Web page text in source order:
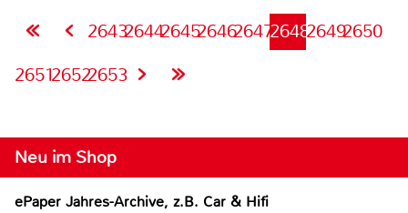
26432644264526462647264826492650
265126522653
Neu im Shop
ePaper Jahres-Archive, z.B. Car & Hifi